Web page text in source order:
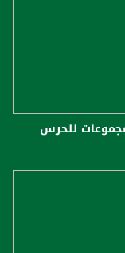
للحرس